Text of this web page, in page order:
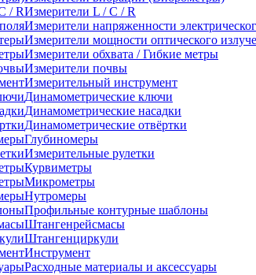
Измерители L / C / R
Измерители напряженности
Измерители мощности оптического
Измерители обхвата / Гибкие метры
Измерители почвы
Измерительный инструмент
Динамометрические ключи
Динамометрические насадки
Динамометрические отвёртки
Глубиномеры
Измерительные рулетки
Курвиметры
Микрометры
Нутромеры
Профильные контурные шаблоны
Штангенрейсмасы
Штангенциркули
Инструмент
Расходные материалы и аксессуары